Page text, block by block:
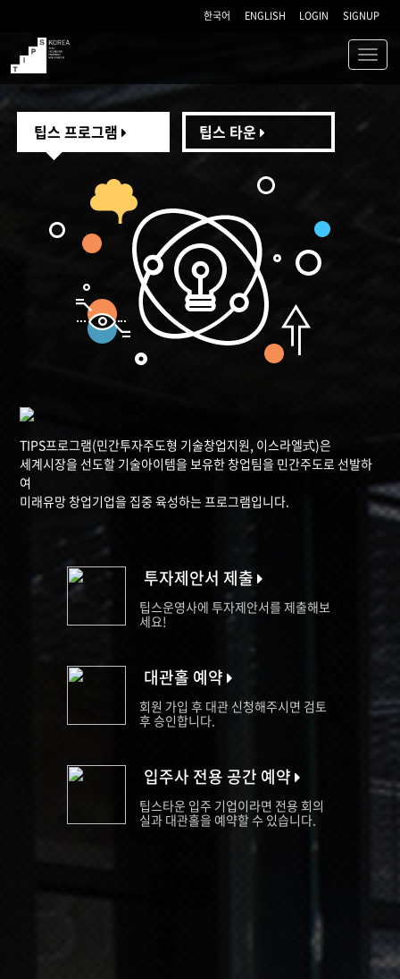
한국어 ENGLISH LOGIN SIGNUP
TIPS
팁스 프로그램 팁스 타운
TIPS프로그램(민간투자주도형 기술창업지원, 이스라엘式)은
세계시장을 선도할 기술아이템을 보유한 창업팀을 민간주도로 선발하
여
미래유망 창업기업을 집중 육성하는 프로그램입니다.
투자제안서 제출
팁스운영사에 투자제안서를 제출해보
세요!
대관홀 예약
회원 가입 후 대관 신청해주시면 검토
후 승인합니다.
입주사 전용 공간 예약
팁스타운 입주 기업이라면 전용 회의
실과 대관홀을 예약할 수 있습니다.